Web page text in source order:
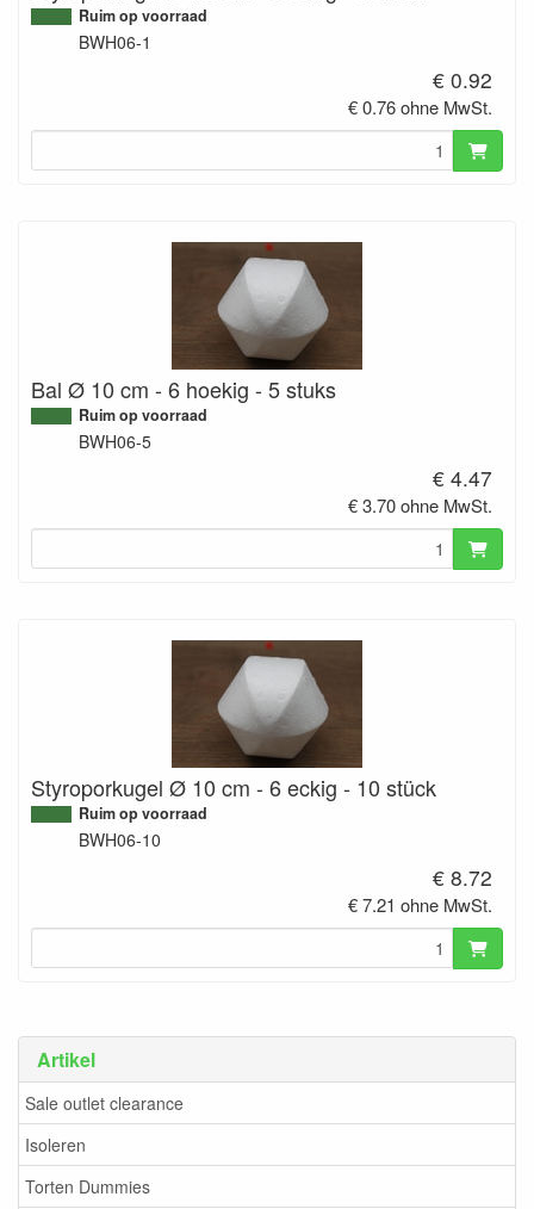
Artikel
Sale outlet clearance
Isoleren
Torten Dummies
Ruim op voorraad
BWH06-1
€ 0.92
€ 0.76 ohne MwSt.
Bal Ø 10 cm - 6 hoekig - 5 stuks
Ruim op voorraad
BWH06-5
€ 4.47
€ 3.70 ohne MwSt.
Styroporkugel Ø 10 cm - 6 eckig - 10 stück
Ruim op voorraad
BWH06-10
€ 8.72
€ 7.21 ohne MwSt.